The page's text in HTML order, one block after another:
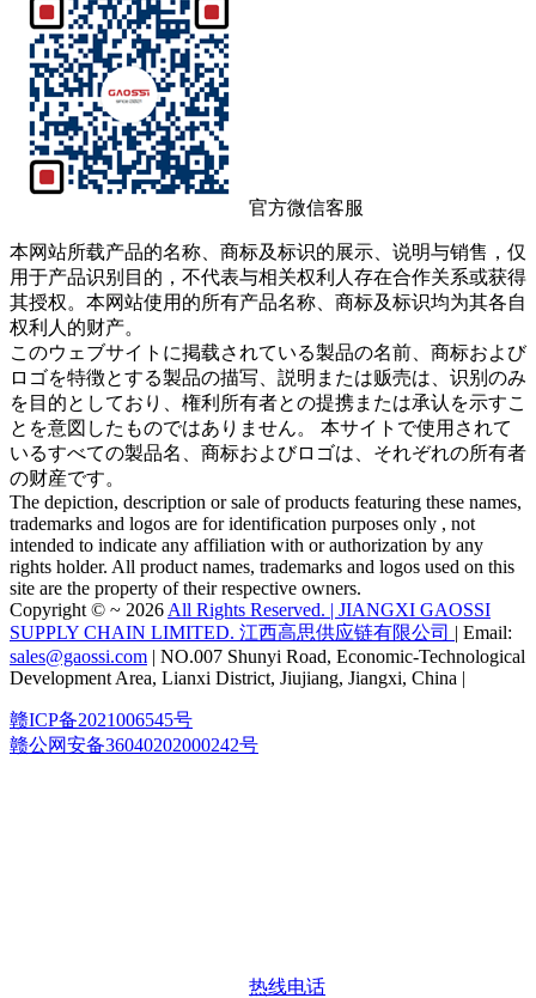
官方微信客服
本网站所载产品的名称、商标及标识的展示、说明与销售，仅
用于产品识别目的，不代表与相关权利人存在合作关系或获得
其授权。本网站使用的所有产品名称、商标及标识均为其各自
权利人的财产。
このウェブサイトに掲载されている製品の名前、商标および
ロゴを特徴とする製品の描写、説明または贩売は、识别のみ
を目的としており、権利所有者との提携または承认を示すこ
とを意図したものではありません。 本サイトで使用されて
いるすべての製品名、商标およびロゴは、それぞれの所有者
の财産です。
The depiction, description or sale of products featuring these names,
trademarks and logos are for identification purposes only , not
intended to indicate any affiliation with or authorization by any
rights holder. All product names, trademarks and logos used on this
site are the property of their respective owners.
Copyright © ~ 2026 All Rights Reserved. | JIANGXI GAOSSI
SUPPLY CHAIN LIMITED. 江西高思供应链有限公司 | Email:
sales@gaossi.com | NO.007 Shunyi Road, Economic-Technological
Development Area, Lianxi District, Jiujiang, Jiangxi, China |
赣ICP备2021006545号
赣公网安备36040202000242号
热线电话